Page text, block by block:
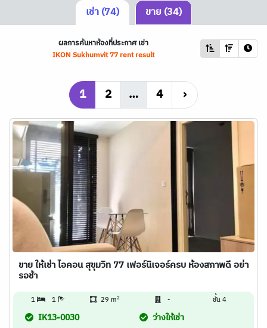
เช่า (74) ขาย (34)
ผลการค้นหาห้องที่ประกาศ เช่า
IKON Sukhumvit 77 rent result
1 2 … 4 ›
ขาย ให้เช่า ไอคอน สุขุมวิท 77 เฟอร์นิเจอร์ครบ ห้องสภาพดี อย่า
รอช้า
1 1 29 m2 - ชั้น 4
IK13-0030 ว่างให้เช่า